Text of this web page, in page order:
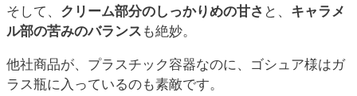
そして、 クリーム部分のしっかりめの甘さ と、 キャラメ
ル部の苦みのバランスも絶妙。
他社商品が、プラスチック容器なのに、ゴシュア様はガ
ラス瓶に入っているのも素敵です。